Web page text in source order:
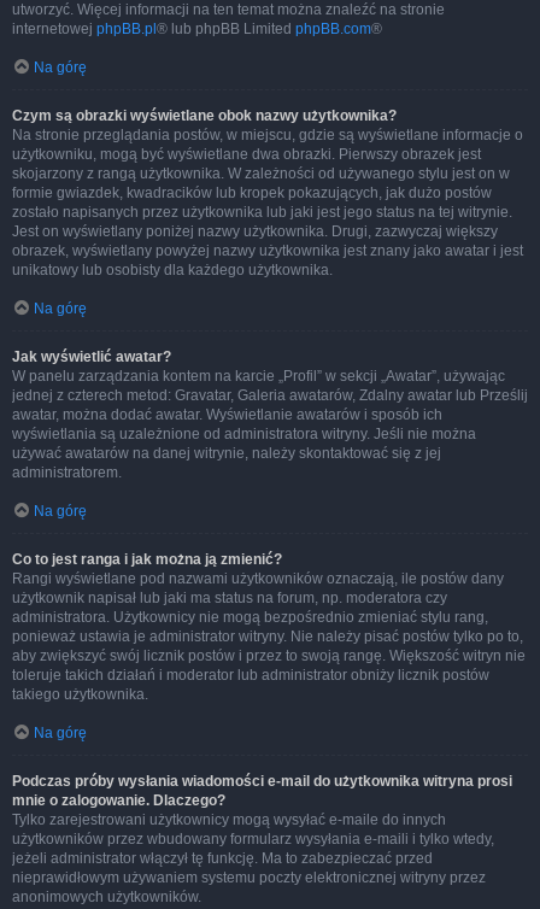
utworzyć. Więcej informacji na ten temat można znaleźć na stronie
internetowej phpBB.pl ® lub phpBB Limited phpBB.com®
Na górę
Czym są obrazki wyświetlane obok nazwy użytkownika?
Na stronie przeglądania postów, w miejscu, gdzie są wyświetlane informacje o
użytkowniku, mogą być wyświetlane dwa obrazki. Pierwszy obrazek jest
skojarzony z rangą użytkownika. W zależności od używanego stylu jest on w
formie gwiazdek, kwadracików lub kropek pokazujących, jak dużo postów
zostało napisanych przez użytkownika lub jaki jest jego status na tej witrynie.
Jest on wyświetlany poniżej nazwy użytkownika. Drugi, zazwyczaj większy
obrazek, wyświetlany powyżej nazwy użytkownika jest znany jako awatar i jest
unikatowy lub osobisty dla każdego użytkownika.
Na górę
Jak wyświetlić awatar?
W panelu zarządzania kontem na karcie „Profil” w sekcji „Awatar”, używając
jednej z czterech metod: Gravatar, Galeria awatarów, Zdalny awatar lub Prześlij
awatar, można dodać awatar. Wyświetlanie awatarów i sposób ich
wyświetlania są uzależnione od administratora witryny. Jeśli nie można
używać awatarów na danej witrynie, należy skontaktować się z jej
administratorem.
Na górę
Co to jest ranga i jak można ją zmienić?
Rangi wyświetlane pod nazwami użytkowników oznaczają, ile postów dany
użytkownik napisał lub jaki ma status na forum, np. moderatora czy
administratora. Użytkownicy nie mogą bezpośrednio zmieniać stylu rang,
ponieważ ustawia je administrator witryny. Nie należy pisać postów tylko po to,
aby zwiększyć swój licznik postów i przez to swoją rangę. Większość witryn nie
toleruje takich działań i moderator lub administrator obniży licznik postów
takiego użytkownika.
Na górę
Podczas próby wysłania wiadomości e-mail do użytkownika witryna prosi
mnie o zalogowanie. Dlaczego?
Tylko zarejestrowani użytkownicy mogą wysyłać e-maile do innych
użytkowników przez wbudowany formularz wysyłania e-maili i tylko wtedy,
jeżeli administrator włączył tę funkcję. Ma to zabezpieczać przed
nieprawidłowym używaniem systemu poczty elektronicznej witryny przez
anonimowych użytkowników.